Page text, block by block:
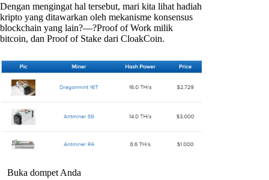
Dengan mengingat hal tersebut, mari kita lihat hadiah
kripto yang ditawarkan oleh mekanisme konsensus
blockchain yang lain?—?Proof of Work milik
bitcoin, dan Proof of Stake dari CloakCoin.
Buka dompet Anda